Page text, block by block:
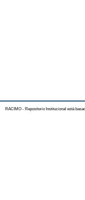
RACIMO - Repositorio Institucional está